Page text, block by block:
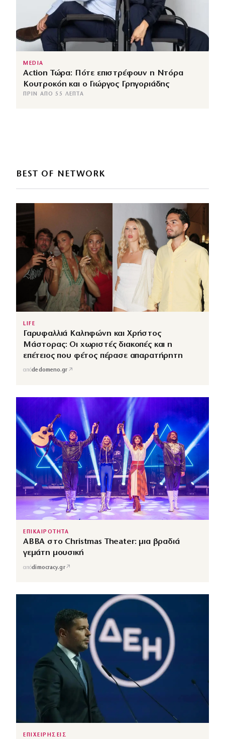
MEDIA
Action Τώρα: Πότε επιστρέφουν η Ντόρα
Κουτροκόη και ο Γιώργος Γρηγοριάδης
ΠΡΙΝ ΑΠΌ 55 ΛΕΠΤΆ
BEST OF NETWORK
LIFE
Γαρυφαλλιά Καληφώνη και Χρήστος
Μάστορας: Οι χωριστές διακοπές και η
επέτειος που φέτος πέρασε απαρατήρητη
απόdedomeno.gr ↗
ΕΠΙΚΑΙΡΟΤΗΤΑ
ABBA στο Christmas Theater: μια βραδιά
γεμάτη μουσική
απόdimocracy.gr↗
ΕΠΙΧΕΙΡΗΣΕΙΣ